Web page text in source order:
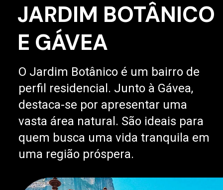
JARDIM BOTÂNICO
E GÁVEA
O Jardim Botânico é um bairro de
perfil residencial. Junto à Gávea,
destaca-se por apresentar uma
vasta área natural. São ideais para
quem busca uma vida tranquila em
uma região próspera.